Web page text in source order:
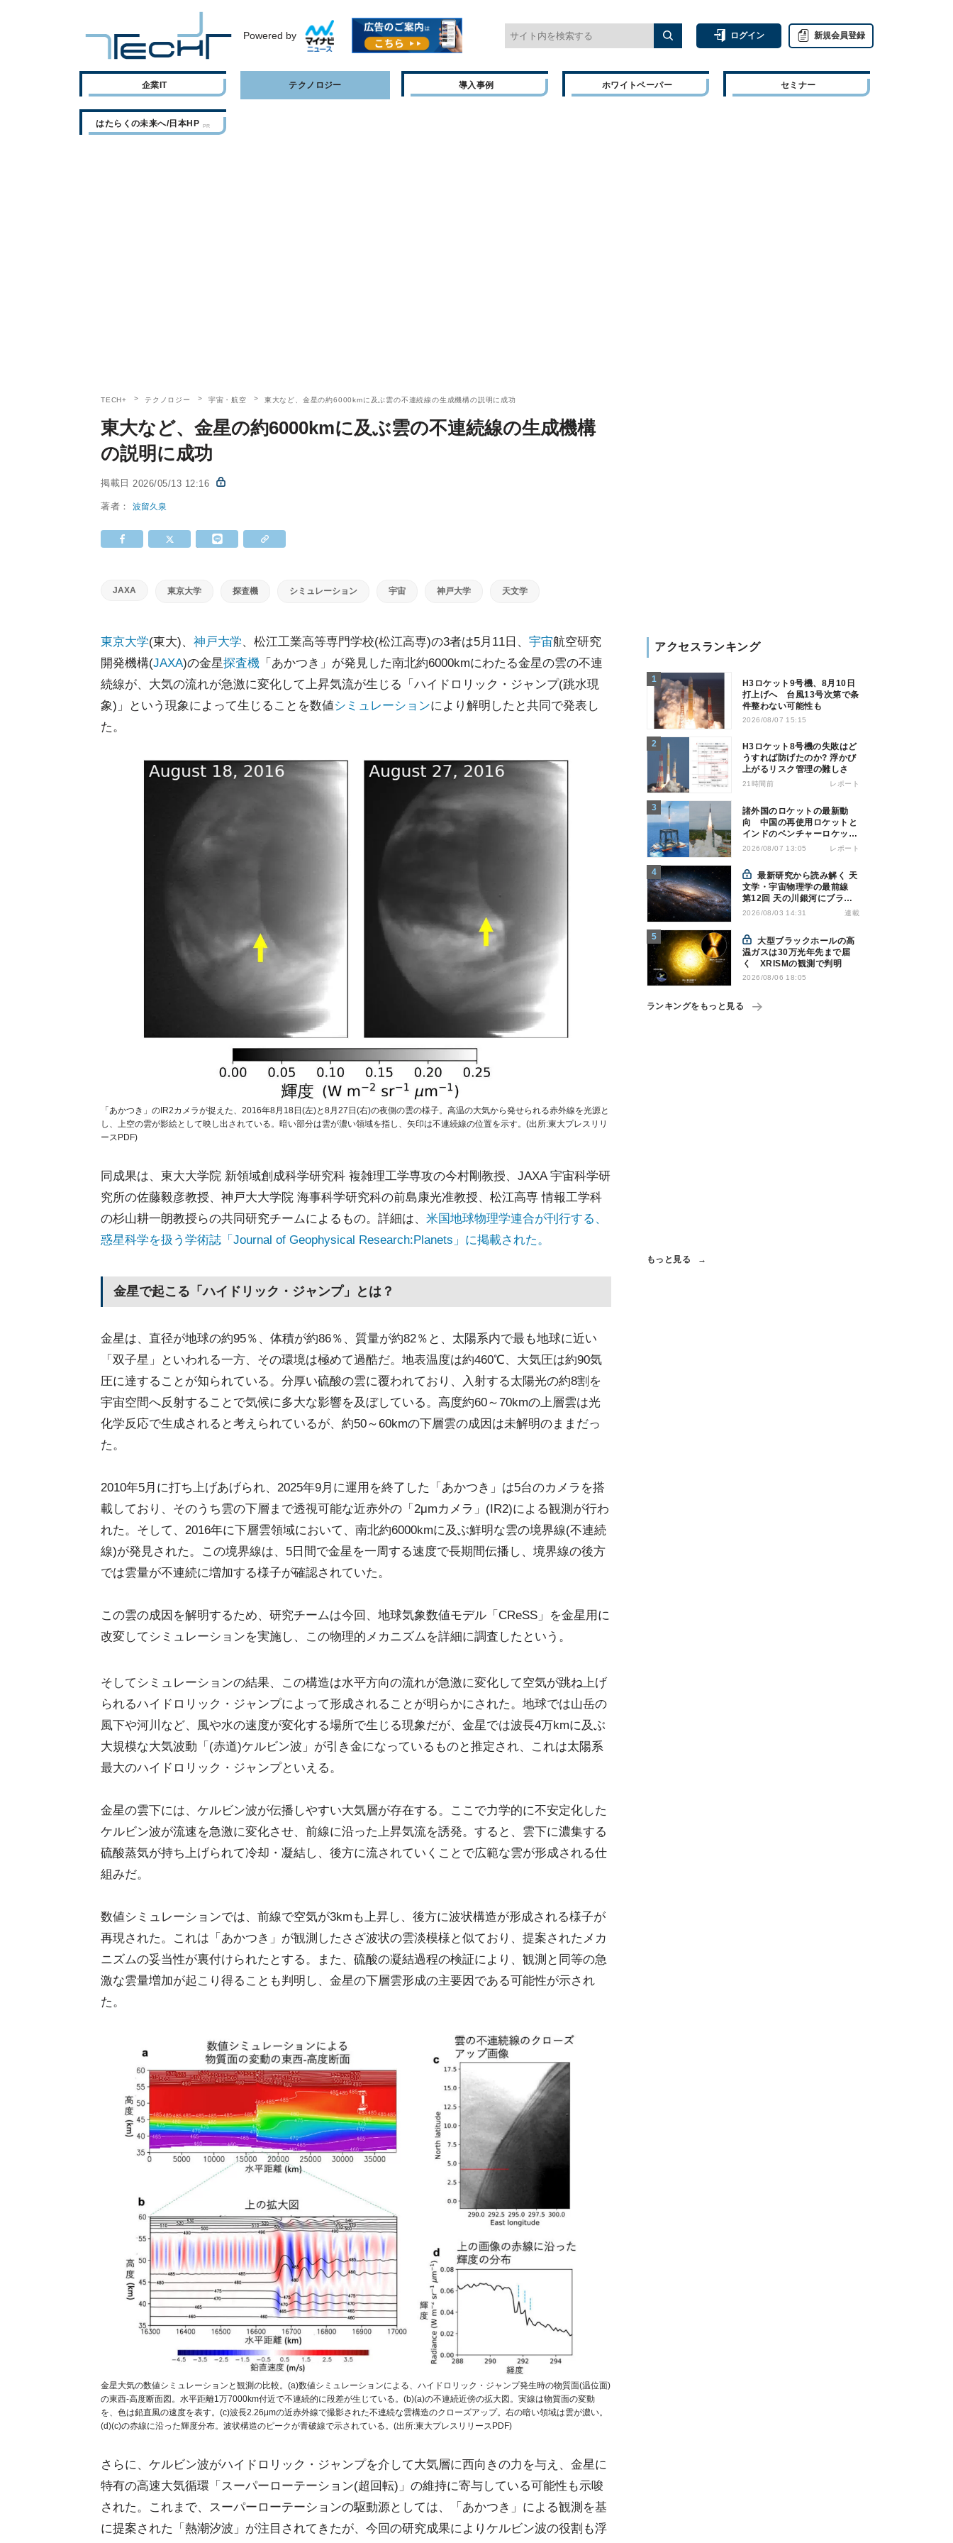
Powered by ログイン 新規会員登録
企業IT テクノロジー 導入事例 ホワイトペーパー セミナー
はたらくの未来へ/日本HP
TECH+ テクノロジー 宇宙・航空 東大など、金星の約6000kmに及ぶ雲の不連続線の生成機構の説明に成功
東大など、金星の約6000kmに及ぶ雲の不連続線の生成機構
の説明に成功
掲載日 2026/05/13 12:16
著者：波留久泉
JAXA 東京大学 探査機 シミュレーション 宇宙 神戸大学 天文学
東京大学(東大)、 神戸大学、松江工業高等専門学校(松江高専)の3者は5月11日、 宇宙航空研究
開発機構(JAXA)の金星探査機 「あかつき」が発見した南北約6000kmにわたる金星の雲の不連
続線が、大気の流れが急激に変化して上昇気流が生じる「ハイドロリック・ジャンプ(跳水現
象)」という現象によって生じることを数値シミュレーションにより解明したと共同で発表し
た。
「あかつき」のIR2カメラが捉えた、2016年8月18日(左)と8月27日(右)の夜側の雲の様子。高温の大気から発せられる赤外線を光源と
し、上空の雲が影絵として映し出されている。暗い部分は雲が濃い領域を指し、矢印は不連続線の位置を示す。(出所:東大プレスリリ
ースPDF)
同成果は、東大大学院 新領域創成科学研究科 複雑理工学専攻の今村剛教授、JAXA 宇宙科学研
究所の佐藤毅彦教授、神戸大大学院 海事科学研究科の前島康光准教授、松江高専 情報工学科
の杉山耕一朗教授らの共同研究チームによるもの。詳細は、 米国地球物理学連合が刊行する、
惑星科学を扱う学術誌「Journal of Geophysical Research:Planets」に掲載された。
金星で起こる「ハイドリック・ジャンプ」とは？
金星は、直径が地球の約95％、体積が約86％、質量が約82％と、太陽系内で最も地球に近い
「双子星」といわれる一方、その環境は極めて過酷だ。地表温度は約460℃、大気圧は約90気
圧に達することが知られている。分厚い硫酸の雲に覆われており、入射する太陽光の約8割を
宇宙空間へ反射することで気候に多大な影響を及ぼしている。高度約60～70kmの上層雲は光
化学反応で生成されると考えられているが、約50～60kmの下層雲の成因は未解明のままだっ
た。
2010年5月に打ち上げあげられ、2025年9月に運用を終了した「あかつき」は5台のカメラを搭
載しており、そのうち雲の下層まで透視可能な近赤外の「2μmカメラ」(IR2)による観測が行わ
れた。そして、2016年に下層雲領域において、南北約6000kmに及ぶ鮮明な雲の境界線(不連続
線)が発見された。この境界線は、5日間で金星を一周する速度で長期間伝播し、境界線の後方
では雲量が不連続に増加する様子が確認されていた。
この雲の成因を解明するため、研究チームは今回、地球気象数値モデル「CReSS」を金星用に
改変してシミュレーションを実施し、この物理的メカニズムを詳細に調査したという。
そしてシミュレーションの結果、この構造は水平方向の流れが急激に変化して空気が跳ね上げ
られるハイドロリック・ジャンプによって形成されることが明らかにされた。地球では山岳の
風下や河川など、風や水の速度が変化する場所で生じる現象だが、金星では波長4万kmに及ぶ
大規模な大気波動「(赤道)ケルビン波」が引き金になっているものと推定され、これは太陽系
最大のハイドロリック・ジャンプといえる。
金星の雲下には、ケルビン波が伝播しやすい大気層が存在する。ここで力学的に不安定化した
ケルビン波が流速を急激に変化させ、前線に沿った上昇気流を誘発。すると、雲下に濃集する
硫酸蒸気が持ち上げられて冷却・凝結し、後方に流されていくことで広範な雲が形成される仕
組みだ。
数値シミュレーションでは、前線で空気が3kmも上昇し、後方に波状構造が形成される様子が
再現された。これは「あかつき」が観測したさざ波状の雲淡模様と似ており、提案されたメカ
ニズムの妥当性が裏付けられたとする。また、硫酸の凝結過程の検証により、観測と同等の急
激な雲量増加が起こり得ることも判明し、金星の下層雲形成の主要因である可能性が示され
た。
金星大気の数値シミュレーションと観測の比較。(a)数値シミュレーションによる、ハイドロリック・ジャンプ発生時の物質面(温位面)
の東西-高度断面図。水平距離1万7000km付近で不連続的に段差が生じている。(b)(a)の不連続近傍の拡大図。実線は物質面の変動
を、色は鉛直風の速度を表す。(c)波長2.26μmの近赤外線で撮影された不連続な雲構造のクローズアップ。右の暗い領域は雲が濃い。
(d)(c)の赤線に沿った輝度分布。波状構造のピークが青破線で示されている。(出所:東大プレスリリースPDF)
さらに、ケルビン波がハイドロリック・ジャンプを介して大気層に西向きの力を与え、金星に
特有の高速大気循環「スーパーローテーション(超回転)」の維持に寄与している可能性も示唆
された。これまで、スーパーローテーションの駆動源としては、「あかつき」による観測を基
に提案された「熱潮汐波」が注目されてきたが、今回の研究成果によりケルビン波の役割も浮
アクセスランキング
H3ロケット9号機、8月10日
打上げへ 台風13号次第で条
件整わない可能性も
2026/08/07 15:15
H3ロケット8号機の失敗はど
うすれば防げたのか? 浮かび
上がるリスク管理の難しさ
21時間前 レポート
諸外国のロケットの最新動
向 中国の再使用ロケットと
インドのベンチャーロケット
の成功
2026/08/07 13:05 レポート
最新研究から読み解く 天
文学・宇宙物理学の最前線
第12回 天の川銀河にブラッ
クホール1億7000万個？ - 大
2026/08/03 14:31 連載
大型ブラックホールの高
温ガスは30万光年先まで届
く XRISMの観測で判明
2026/08/06 18:05
ランキングをもっと見る
もっと見る